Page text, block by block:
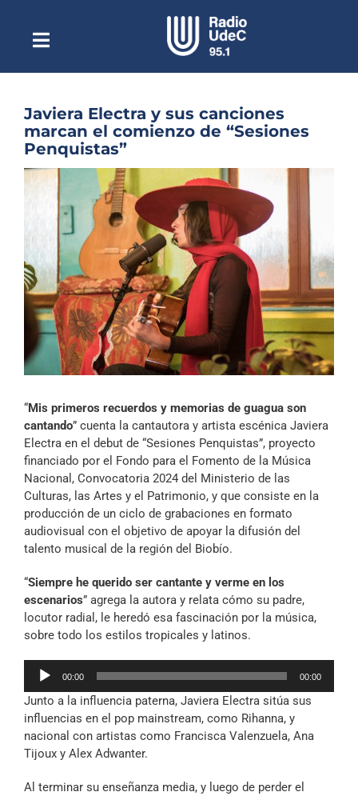
contenidoToggle
NavigationEscuchar Radio UdeC en vivo
Quiénes Somos
Programación
Podcast
Noticias
Reportajes
Columnas
Música Clásica
Especiales
Archivo Sonoro
Javiera Electra y sus canciones
marcan el comienzo de “Sesiones
Penquistas”
Ver
imagen
“Mis primeros recuerdos y memorias de guagua son
cantando” cuenta la cantautora y artista escénica Javiera
Electra en el debut de “Sesiones Penquistas”, proyecto
financiado por el Fondo para el Fomento de la Música
Nacional, Convocatoria 2024 del Ministerio de las
Culturas, las Artes y el Patrimonio, y que consiste en la
producción de un ciclo de grabaciones en formato
audiovisual con el objetivo de apoyar la difusión del
talento musical de la región del Biobío.
“Siempre he querido ser cantante y verme en los
escenarios” agrega la autora y relata cómo su padre,
locutor radial, le heredó esa fascinación por la música,
sobre todo los estilos tropicales y latinos.
Reproductor
audio
00:00 00:00
Junto a la influencia paterna, Javiera Electra sitúa sus
influencias en el pop mainstream, como Rihanna, y
nacional con artistas como Francisca Valenzuela, Ana
Tijoux y Alex Adwanter.
Al terminar su enseñanza media, y luego de perder el